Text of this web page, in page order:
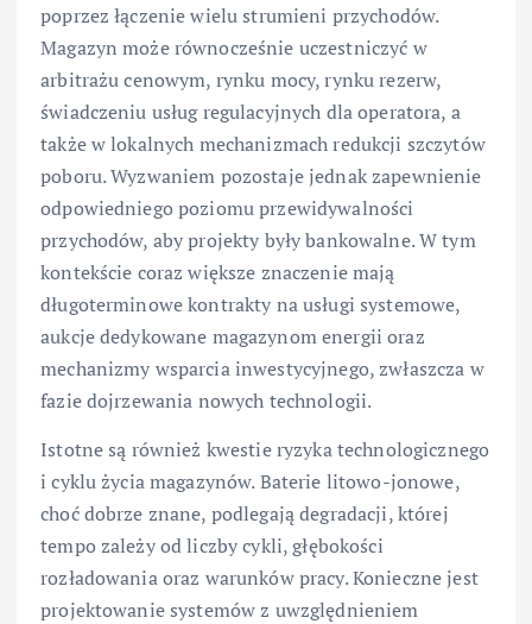
poprzez łączenie wielu strumieni przychodów.
Magazyn może równocześnie uczestniczyć w
arbitrażu cenowym, rynku mocy, rynku rezerw,
świadczeniu usług regulacyjnych dla operatora, a
także w lokalnych mechanizmach redukcji szczytów
poboru. Wyzwaniem pozostaje jednak zapewnienie
odpowiedniego poziomu przewidywalności
przychodów, aby projekty były bankowalne. W tym
kontekście coraz większe znaczenie mają
długoterminowe kontrakty na usługi systemowe,
aukcje dedykowane magazynom energii oraz
mechanizmy wsparcia inwestycyjnego, zwłaszcza w
fazie dojrzewania nowych technologii.
Istotne są również kwestie ryzyka technologicznego
i cyklu życia magazynów. Baterie litowo-jonowe,
choć dobrze znane, podlegają degradacji, której
tempo zależy od liczby cykli, głębokości
rozładowania oraz warunków pracy. Konieczne jest
projektowanie systemów z uwzględnieniem